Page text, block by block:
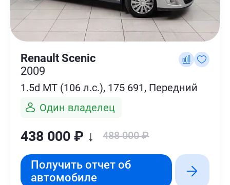
Renault Scenic
2009
1.5d MT (106 л.с.), 175 691, Передний
Один владелец
438 000 ₽ ↓ 488 000 ₽
Получить отчет об
автомобиле